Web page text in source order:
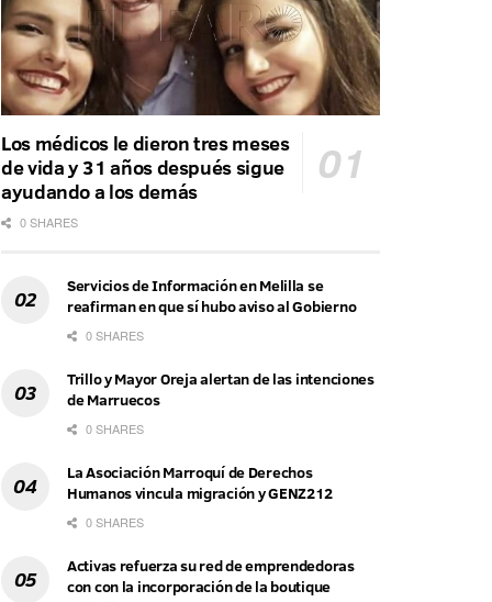
Los médicos le dieron tres meses
de vida y 31 años después sigue
ayudando a los demás
0 SHARES
Servicios de Información en Melilla se
reafirman en que sí hubo aviso al Gobierno
0 SHARES
Trillo y Mayor Oreja alertan de las intenciones
de Marruecos
0 SHARES
La Asociación Marroquí de Derechos
Humanos vincula migración y GENZ212
0 SHARES
Activas refuerza su red de emprendedoras
con con la incorporación de la boutique